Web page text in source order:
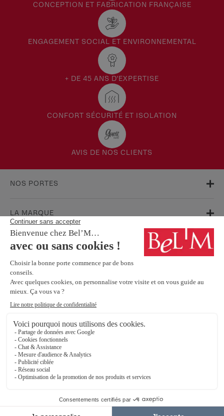
CONCEPTION ET FABRICATION FRANÇAISE
ENGAGEMENT SOCIAL ET ENVIRONNEMENTAL
+ DE 45 ANS D'EXPERTISE
CONFORT SÉCURITÉ ET ISOLATION
AVIS DE NOS CLIENTS
NOS PORTES
LA MARQUE
AIDE & SUPPORT
FAQ
Garanties
Service Après-Vente
BESOIN D'INFORMATIONS ? NOS CONSEILLERS SONT À VOTRE
SUIVEZ-NOUS SUR LES RÉSEAUX SOCIAUX !
Protection Des Données Personnelles
Éthique